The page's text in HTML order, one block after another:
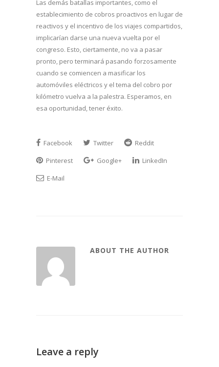
Las demás batallas importantes, como el
establecimiento de cobros proactivos en lugar de
reactivos y el incentivo de los viajes compartidos,
implicarían darse una nueva vuelta por el
congreso. Esto, ciertamente, no va a pasar
pronto, pero terminará pasando forzosamente
cuando se comiencen a masificar los
automóviles eléctricos y el tema del cobro por
kilómetro vuelva a la palestra. Esperamos, en
esa oportunidad, tener éxito.
Facebook Twitter
Reddit
Pinterest
Google+
LinkedIn
E-Mail
ABOUT THE AUTHOR
Leave a reply